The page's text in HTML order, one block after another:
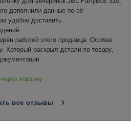
дополнили данные по её
удобно доставить.
работой этого продавца. Особая
Который раскрыл детали по товару,
корзину
все отзывы